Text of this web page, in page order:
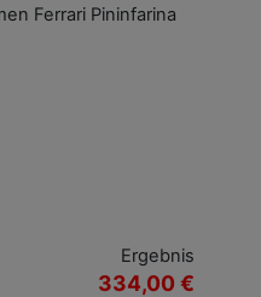
Ferrari Pininfarina
Ergebnis
334,00 €